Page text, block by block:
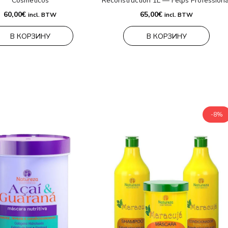
60,00€ incl. BTW
В КОРЗИНУ
65,00€ incl. BTW
В КОРЗИНУ
-8%